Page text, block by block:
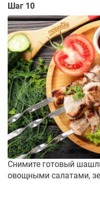
Шаг 10
Снимите готовый
овощными салатами,